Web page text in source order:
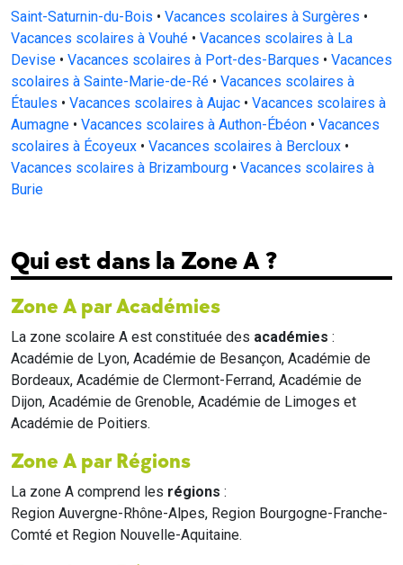
Saint-Saturnin-du-Bois • Vacances scolaires à Surgères •
Vacances scolaires à Vouhé • Vacances scolaires à La
Devise • Vacances scolaires à Port-des-Barques • Vacances
scolaires à Sainte-Marie-de-Ré • Vacances scolaires à
Étaules • Vacances scolaires à Aujac • Vacances scolaires à
Aumagne • Vacances scolaires à Authon-Ébéon • Vacances
scolaires à Écoyeux • Vacances scolaires à Bercloux •
Vacances scolaires à Brizambourg • Vacances scolaires à
Burie
Qui est dans la Zone A ?
Zone A par Académies
La zone scolaire A est constituée des académies :
Académie de Lyon, Académie de Besançon, Académie de
Bordeaux, Académie de Clermont-Ferrand, Académie de
Dijon, Académie de Grenoble, Académie de Limoges et
Académie de Poitiers.
Zone A par Régions
La zone A comprend les régions :
Region Auvergne-Rhône-Alpes, Region Bourgogne-Franche-
Comté et Region Nouvelle-Aquitaine.